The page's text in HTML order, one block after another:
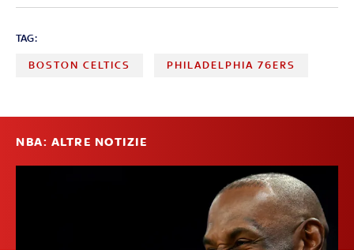
TAG:
BOSTON CELTICS PHILADELPHIA 76ERS
NBA: ALTRE NOTIZIE